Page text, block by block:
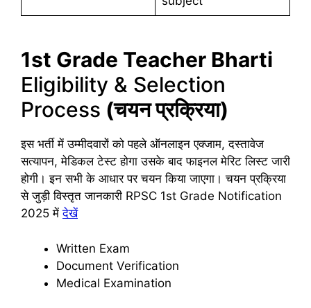
1st Grade Teacher Bharti
Eligibility & Selection
Process (चयन प्रक्रिया)
इस भर्ती में उम्मीदवारों को पहले ऑनलाइन एक्जाम, दस्तावेज
सत्यापन, मेडिकल टेस्ट होगा उसके बाद फाइनल मेरिट लिस्ट जारी
होगी। इन सभी के आधार पर चयन किया जाएगा। चयन प्रक्रिया
से जुड़ी विस्तृत जानकारी RPSC 1st Grade Notification
2025 मेंदेखें
Written Exam
Document Verification
Medical Examination